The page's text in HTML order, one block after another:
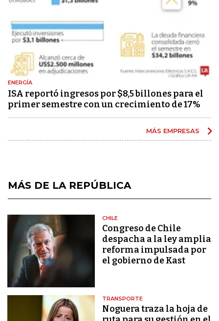
ENERGÍA
ISA reportó ingresos por $8,5 billones para el
primer semestre con un crecimiento de 17%
MÁS EMPRESAS
MÁS DE LA REPÚBLICA
CHILE
Congreso de Chile
despacha a la ley amplia
reforma impulsada por
el gobierno de Kast
TRANSPORTE
Noguera traza la hoja de